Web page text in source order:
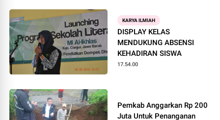
KARYA ILMIAH
DISPLAY KELAS
MENDUKUNG ABSENSI
KEHADIRAN SISWA
17.54.00
Pemkab Anggarkan Rp 200
Juta Untuk Penanganan